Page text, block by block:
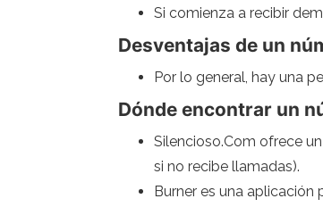
Si comienza a recibir
Desventajas de un
Por lo general, hay una
Dónde encontrar un
Silencioso.Com ofrece
si no recibe llamadas).
Burner es una